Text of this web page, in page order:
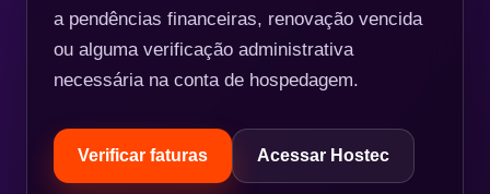
a pendências financeiras, renovação vencida
ou alguma verificação administrativa
necessária na conta de hospedagem.
Verificar faturas Acessar Hostec